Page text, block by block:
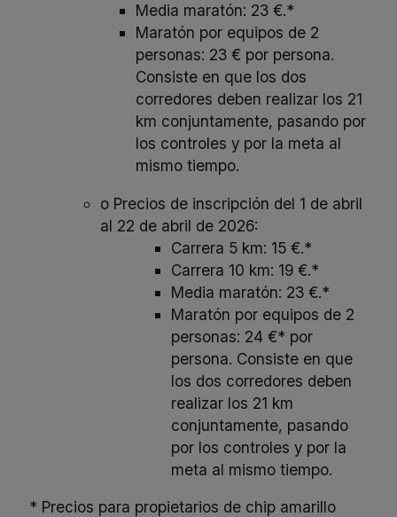
Media maratón: 23 €.*
Maratón por equipos de 2
personas: 23 € por persona.
Consiste en que los dos
corredores deben realizar los 21
km conjuntamente, pasando por
los controles y por la meta al
mismo tiempo.
o Precios de inscripción del 1 de abril
al 22 de abril de 2026:
Carrera 5 km: 15 €.*
Carrera 10 km: 19 €.*
Media maratón: 23 €.*
Maratón por equipos de 2
personas: 24 €* por
persona. Consiste en que
los dos corredores deben
realizar los 21 km
conjuntamente, pasando
por los controles y por la
meta al mismo tiempo.
* Precios para propietarios de chip amarillo